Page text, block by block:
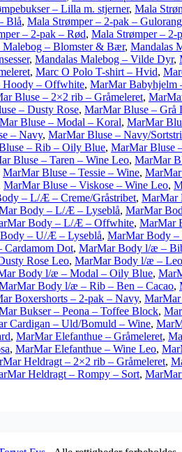
– Lilla m. stjerner, Mala
Blå, Mala Strømper – 2-pak –
– 2-pak – Rød, Mala Strømper – 2-
Malebog – Blomster & Bær, Mandalas
, Mandalas Malebog – Vilde Dyr,
, Marc O Polo T-shirt – Hvid,
Hoody – Offwhite, MarMar Babyhjelm
Bluse – 2×2 rib – Gråmeleret,
– Dusty Rose, MarMar Bluse – Grå
Bluse – Modal – Koral, MarMar
– Navy, MarMar Bluse – Navy/
– Rib – Oily Blue, MarMar Bluse
Bluse – Taren – Wine Leo, MarMar
MarMar Bluse – Tessie – Wine,
MarMar Bluse – Viskose – Wine Leo,
– L/Æ – Creme/Gråstribet, MarMar
Body – L/Æ – Lyseblå, MarMar
Body – L/Æ – Offwhite, MarMar
– U/Æ – Lyseblå, MarMar Body
Dot, MarMar Body l/æ –
Rose Leo, MarMar Body l/æ –
Body l/æ – Modal – Oily Blue,
Body l/æ – Rib – Ben – Cacao,
Boxershorts – 2-pak – Navy, MarMar
Bukser – Peona – Toffee Block,
Cardigan – Uld/Bomuld – Wine,
, MarMar Elefanthue – Gråmeleret,
, MarMar Elefanthue – Wine Leo,
Heldragt – 2×2 rib – Gråmeleret,
Heldragt – Rompy – Sort,